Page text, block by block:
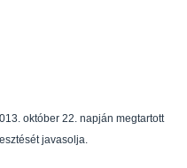
október 22. napján megtartott
javasolja.